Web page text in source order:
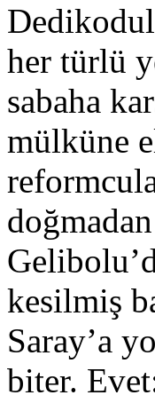
her türlü
sabaha
mülküne
kesilmiş
Saray’a
biter.